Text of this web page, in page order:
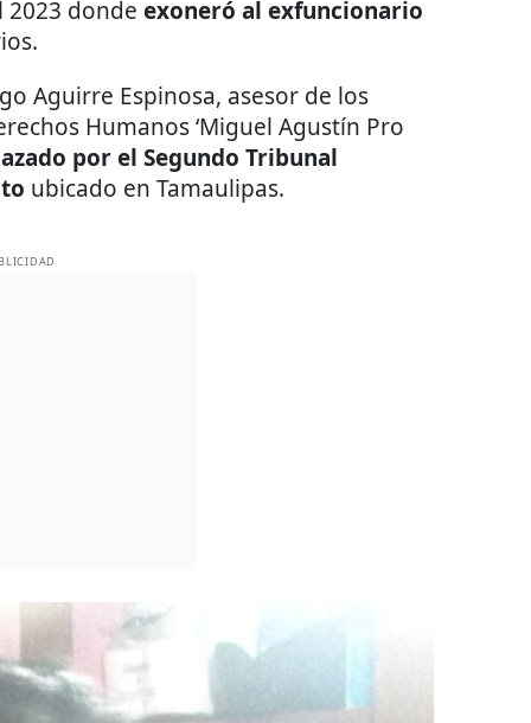
2023 donde exoneró al exfuncionario
Aguirre Espinosa, asesor de los
Humanos ‘Miguel Agustín Pro
por el Segundo Tribunal
ubicado en Tamaulipas.